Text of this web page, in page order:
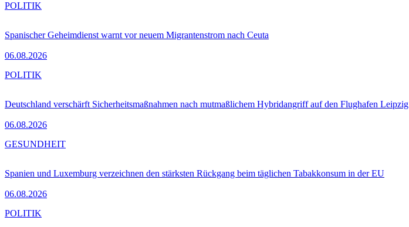
Spanischer Geheimdienst warnt vor neuem Migrantenstrom nach Ceuta
06.08.2026
POLITIK
Deutschland verschärft Sicherheitsmaßnahmen nach mutmaßlichem Hybridangriff auf den Flughafen Leipzig
06.08.2026
POLITIK
Spanien und Luxemburg verzeichnen den stärksten Rückgang beim täglichen Tabakkonsum in der EU
06.08.2026
GESUNDHEIT
POLITIK